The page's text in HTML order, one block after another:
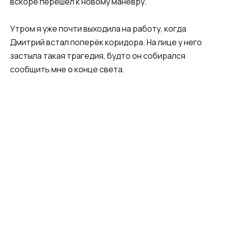
Утром я уже почти выходила на работу, когда
Дмитрий встал поперёк коридора. На лице у него
застыла такая трагедия, будто он собирался
сообщить мне о конце света.